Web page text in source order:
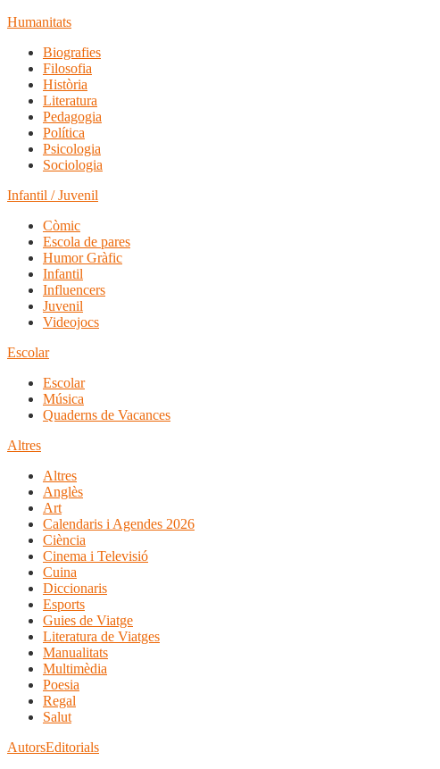
Humanitats
Biografies
Filosofia
Història
Literatura
Pedagogia
Política
Psicologia
Sociologia
Infantil / Juvenil
Còmic
Escola de pares
Humor Gràfic
Infantil
Influencers
Juvenil
Videojocs
Escolar
Escolar
Música
Quaderns de Vacances
Altres
Altres
Anglès
Art
Calendaris i Agendes 2026
Ciència
Cinema i Televisió
Cuina
Diccionaris
Esports
Guies de Viatge
Literatura de Viatges
Manualitats
Multimèdia
Poesia
Regal
Salut
AutorsEditorials